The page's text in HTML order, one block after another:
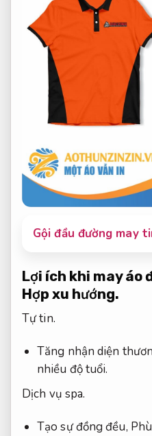
Gội đầu đường may
Lợi ích khi may áo
Hợp xu hướng.
Tự tin.
Tăng nhận diện
nhiều độ tuổi.
Dịch vụ spa.
Tạo sự đồng đều,